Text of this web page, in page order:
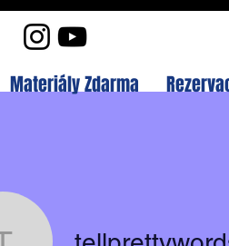
Materiály Zdarma